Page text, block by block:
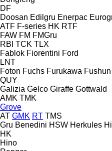
DF
Doosan Edilgru Enerpac
ATF F-series HK RTF
FAW FM FMGru
RBI TCK TLX
Fablok Fiorentini Ford
LNT
Foton Fuchs Furukawa Fushun
QUY
Galizia Gelco Giraffe Gottwald
AMK TMK
Grove
AT GMK RT TMS
Gru Benedini HSW Herkules
HK
Hino